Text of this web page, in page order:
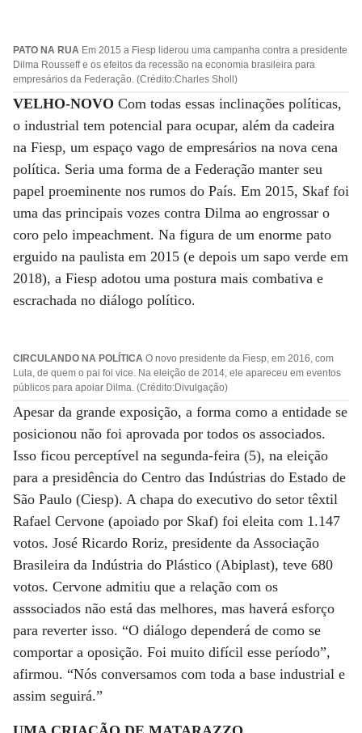
PATO NA RUA Em 2015 a Fiesp liderou uma campanha contra a presidente
Dilma Rousseff e os efeitos da recessão na economia brasileira para
empresários da Federação. (Crédito:Charles Sholl)
VELHO-NOVO Com todas essas inclinações políticas,
o industrial tem potencial para ocupar, além da cadeira
na Fiesp, um espaço vago de empresários na nova cena
política. Seria uma forma de a Federação manter seu
papel proeminente nos rumos do País. Em 2015, Skaf foi
uma das principais vozes contra Dilma ao engrossar o
coro pelo impeachment. Na figura de um enorme pato
erguido na paulista em 2015 (e depois um sapo verde em
2018), a Fiesp adotou uma postura mais combativa e
escrachada no diálogo político.
CIRCULANDO NA POLÍTICA O novo presidente da Fiesp, em 2016, com
Lula, de quem o pai foi vice. Na eleição de 2014, ele apareceu em eventos
públicos para apoiar Dilma. (Crédito:Divulgação)
Apesar da grande exposição, a forma como a entidade se
posicionou não foi aprovada por todos os associados.
Isso ficou perceptível na segunda-feira (5), na eleição
para a presidência do Centro das Indústrias do Estado de
São Paulo (Ciesp). A chapa do executivo do setor têxtil
Rafael Cervone (apoiado por Skaf) foi eleita com 1.147
votos. José Ricardo Roriz, presidente da Associação
Brasileira da Indústria do Plástico (Abiplast), teve 680
votos. Cervone admitiu que a relação com os
asssociados não está das melhores, mas haverá esforço
para reverter isso. “O diálogo dependerá de como se
comportar a oposição. Foi muito difícil esse período”,
afirmou. “Nós conversamos com toda a base industrial e
assim seguirá.”